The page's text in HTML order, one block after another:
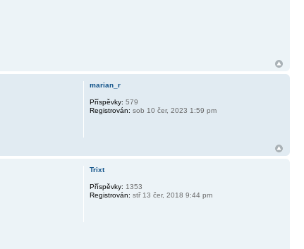
marian_r
Příspěvky: 579
Registrován: sob 10 čer, 2023 1:59 pm
Trixt
Příspěvky: 1353
Registrován: stř 13 čer, 2018 9:44 pm